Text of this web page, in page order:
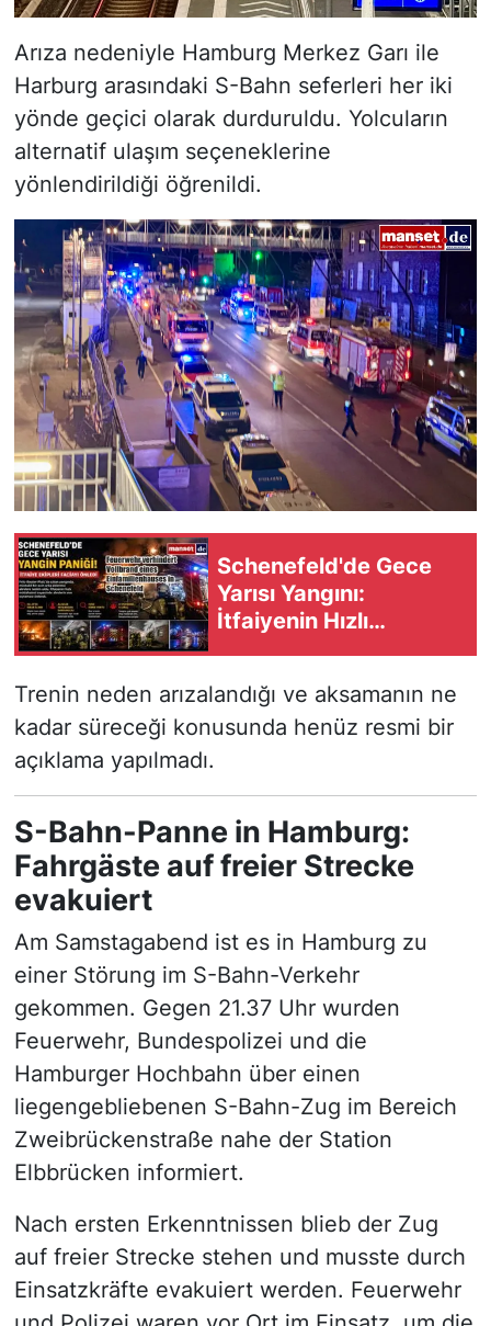
Arıza nedeniyle Hamburg Merkez Garı ile
Harburg arasındaki S-Bahn seferleri her iki
yönde geçici olarak durduruldu. Yolcuların
alternatif ulaşım seçeneklerine
yönlendirildiği öğrenildi.
Schenefeld'de Gece
Yarısı Yangını:
İtfaiyenin Hızlı
Trenin neden arızalandığı ve aksamanın ne
kadar süreceği konusunda henüz resmi bir
açıklama yapılmadı.
S-Bahn-Panne in Hamburg:
Fahrgäste auf freier Strecke
evakuiert
Am Samstagabend ist es in Hamburg zu
einer Störung im S-Bahn-Verkehr
gekommen. Gegen 21.37 Uhr wurden
Feuerwehr, Bundespolizei und die
Hamburger Hochbahn über einen
liegengebliebenen S-Bahn-Zug im Bereich
Zweibrückenstraße nahe der Station
Elbbrücken informiert.
Nach ersten Erkenntnissen blieb der Zug
auf freier Strecke stehen und musste durch
Einsatzkräfte evakuiert werden. Feuerwehr